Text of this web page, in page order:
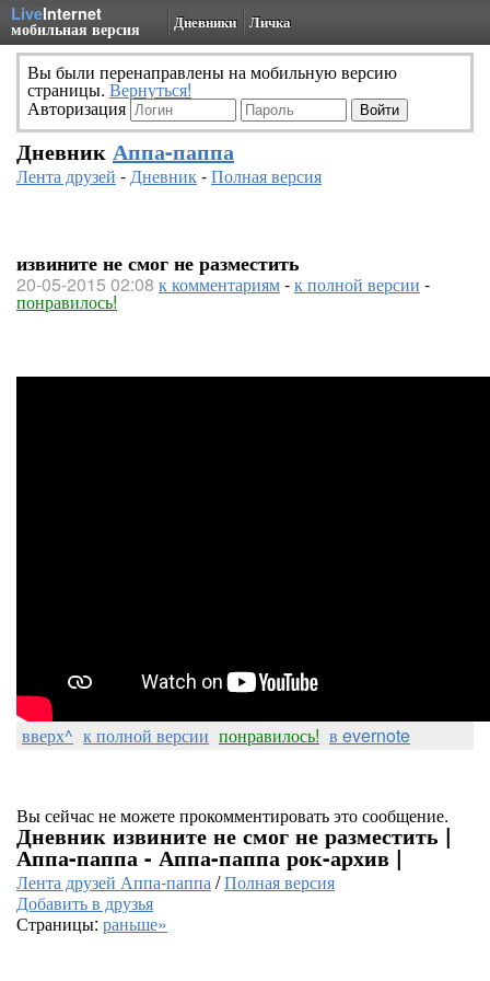
LiveInternet
мобильная версия Дневники Личка
Вы были перенаправлены на мобильную версию
страницы. Вернуться!
Авторизация
Дневник Аппа-паппа
Лента друзей -Дневник-Полная версия
извините не смог не разместить
20-05-2015 02:08 к комментариям-к полной версии -
понравилось!
вверх^ к полной версии понравилось! в evernote
Вы сейчас не можете прокомментировать это сообщение.
Дневник извините не смог не разместить |
Аппа-паппа - Аппа-паппа рок-архив |
Лента друзей Аппа-паппа/Полная версия
Добавить в друзья
Страницы: раньше»